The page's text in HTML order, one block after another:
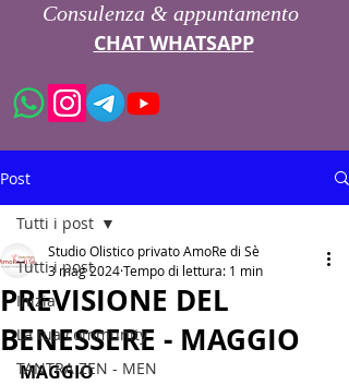
Consulenza & appuntamento
CHAT WHATSAPP
Post
Tutti i post
Inizia
La tua community
TANTRA ZEN - MEN
Tutti i post
PREVISIONE DEL
BENESSERE - MAGGIO
Studio Olistico privato AmoRe di Sè
3 mag 2024Tempo di lettura: 1 min
MAGGIO